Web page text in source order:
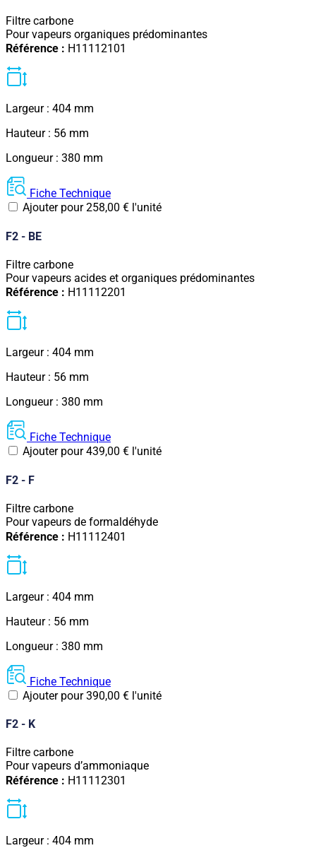
Filtre carbone
Pour vapeurs organiques prédominantes
Référence : H11112101
Largeur : 404 mm
Hauteur : 56 mm
Longueur : 380 mm
Fiche Technique
Ajouter pour258,00 € l'unité
F2 - BE
Filtre carbone
Pour vapeurs acides et organiques prédominantes
Référence : H11112201
Largeur : 404 mm
Hauteur : 56 mm
Longueur : 380 mm
Fiche Technique
Ajouter pour439,00 € l'unité
F2 - F
Filtre carbone
Pour vapeurs de formaldéhyde
Référence : H11112401
Largeur : 404 mm
Hauteur : 56 mm
Longueur : 380 mm
Fiche Technique
Ajouter pour390,00 € l'unité
F2 - K
Filtre carbone
Pour vapeurs d’ammoniaque
Référence : H11112301
Largeur : 404 mm